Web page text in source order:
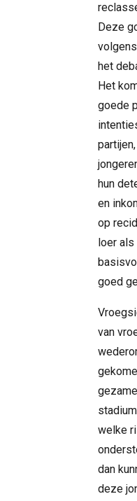
Deze
het
Het
goede
hun
en
op
loer als
goed
van
welke
dan
deze